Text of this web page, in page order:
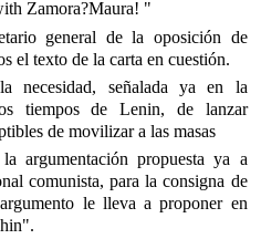
Zamora?Maura! "
general de la oposición de
el texto de la carta en cuestión.
necesidad, señalada ya en la
tiempos de Lenin, de lanzar
de movilizar a las masas
argumentación propuesta ya a
comunista, para la consigna de
le lleva a proponer en